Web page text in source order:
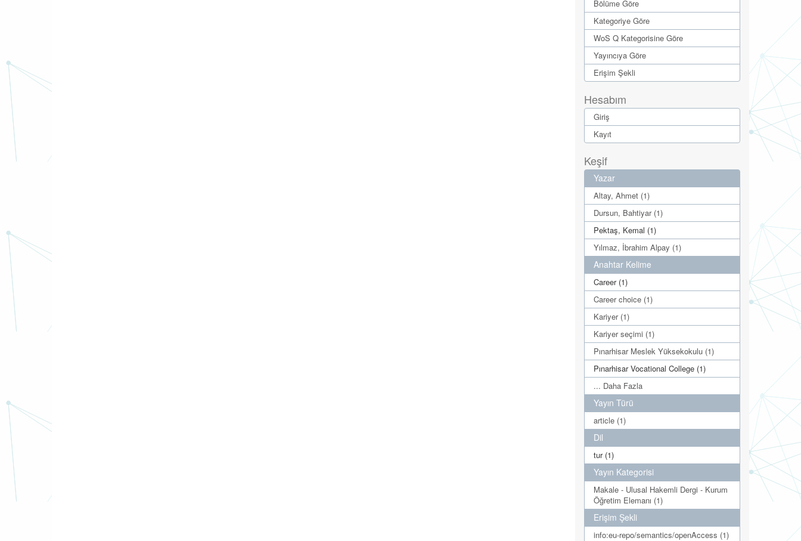
Bölüme Göre
Kategoriye Göre
WoS Q Kategorisine Göre
Yayıncıya Göre
Erişim Şekli
Hesabım
Giriş
Kayıt
Keşif
Yazar
Altay, Ahmet (1)
Dursun, Bahtiyar (1)
Pektaş, Kemal (1)
Yılmaz, İbrahim Alpay (1)
Anahtar Kelime
Career (1)
Career choice (1)
Kariyer (1)
Kariyer seçimi (1)
Pınarhisar Meslek Yüksekokulu (1)
Pınarhisar Vocational College (1)
... Daha Fazla
Yayın Türü
article (1)
Dil
tur (1)
Yayın Kategorisi
Makale - Ulusal Hakemli Dergi - Kurum
Öğretim Elemanı (1)
Erişim Şekli
info:eu-repo/semantics/openAccess (1)